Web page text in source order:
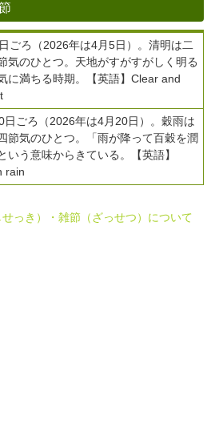
ごろ（2026年は4月5日）。清明は二
気のひとつ。天地がすがすがしく明る
に満ちる時期。【英語】Clear and
日ごろ（2026年は4月20日）。穀雨は
節気のひとつ。「雨が降って百穀を潤
いう意味からきている。【英語】
rain
っき）・雑節（ざっせつ）について